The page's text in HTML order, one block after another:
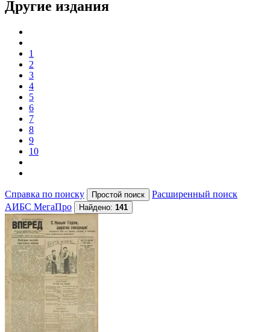
Другие издания
1
2
3
4
5
6
7
8
9
10
Справка по поиску
Расширенный поиск
АИБС МегаПро
Найдено: 141